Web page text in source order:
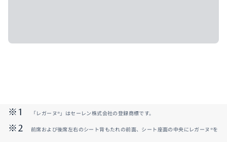
「レガーヌ®」はセーレン株式会社の登録商標です。
前席および後席左右のシート背もたれの前面、シート座面の中央にレガーヌ®を